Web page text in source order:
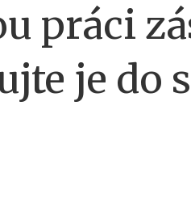
práci
je do